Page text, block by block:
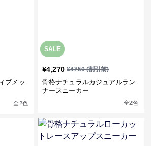
ブメッ
全2色
SALE
¥4,270 ¥4750(割引前)
骨格ナチュラルカジュアルラン
ナースニーカー
全2色